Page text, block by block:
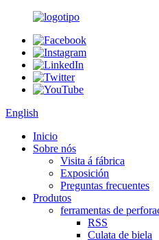
English
Inicio
Sobre nós
Visita á fábrica
Exposición
Preguntas frecuentes
Produtos
ferramentas de
RSS
Culata de biela